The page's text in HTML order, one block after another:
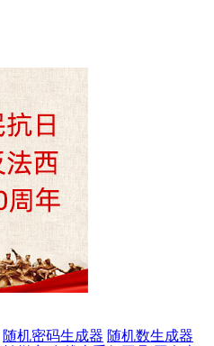
随机密码生成器 随机数生成器